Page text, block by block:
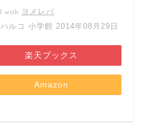
with
ヨメレバ
ルコ 小学館 2014年08月29日
楽天ブックス
Amazon